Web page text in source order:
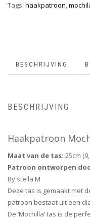
Tags: haakpatroon,
BESCHRIJVING
BESCHRIJVING
Haakpatroon
Maat van de tas: 25cm
Patroon ontworpen
By stella M
Deze tas is gemaakt met
patroon bestaat uit een
De ‘Mochilla’ tas is de